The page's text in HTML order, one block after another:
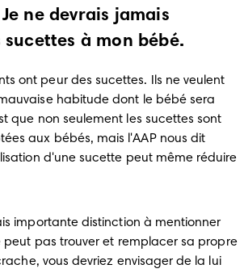
ne devrais jamais
à mon bébé.
ont peur des sucettes. Ils ne veulent
habitude dont le bébé sera
que non seulement les sucettes sont
aux bébés, mais l'AAP nous dit
d'une sucette peut même réduire
importante distinction à mentionner
peut pas trouver et remplacer sa propre
vous devriez envisager de la lui